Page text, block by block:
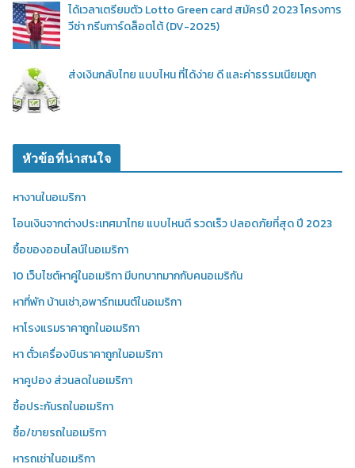
ได้เวลาเตรียมตัว Lotto Green card สมัครปี 2023 โครงการ
วีซ่า กรีนการ์ดล็อตโต้ (DV-2025)
ส่งเงินกลับไทย แบบไหน ที่ได้ง่าย ดี และค่าธรรมเนียมถูก
หัวข้อที่น่าสนใจ
หางานในอเมริกา
โอนเงินจากต่างประเทศมาไทย แบบไหนดี รวดเร็ว ปลอดภัยที่สุด ปี 2023
ซื้อของออนไลน์ในอเมริกา
10 เว็บไซต์หาคู่ในอเมริกา มีบทบาทมากกับคนอเมริกัน
หาที่พัก บ้านเช่า,อพาร์ทเมนต์ในอเมริกา
หาโรงแรมราคาถูกในอเมริกา
หา ตั๋วเครื่องบินราคาถูกในอเมริกา
หาคูปอง ส่วนลดในอเมริกา
ซื้อประกันรถในอเมริกา
ซื้อ/ขายรถในอเมริกา
หารถเช่าในอเมริกา